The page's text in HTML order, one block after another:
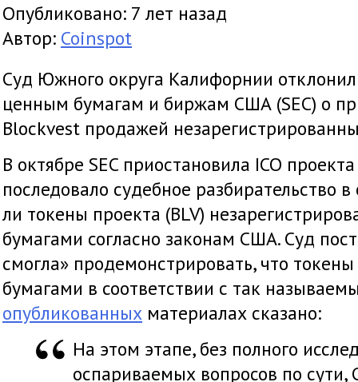
Опубликовано: 7 лет назад
Автор: Coinspot
Суд Южного округа Калифорнии
ценным бумагам и биржам США (SEC) о
Blockvest продажей
В октябре SEC приостановила ICO
последовало судебное разбирательство
ли токены проекта (BLV)
бумагами согласно законам США. Суд
смогла» продемонстрировать, что
бумагами в соответствии с так
опубликованных материалах сказано:
На этом этапе, без полного
оспариваемых вопросов по